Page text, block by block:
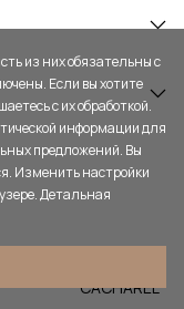
CACHAREL
из них обязательны с
Если вы хотите
с их обработкой.
информации для
предложений. Вы
Изменить настройки
Детальная